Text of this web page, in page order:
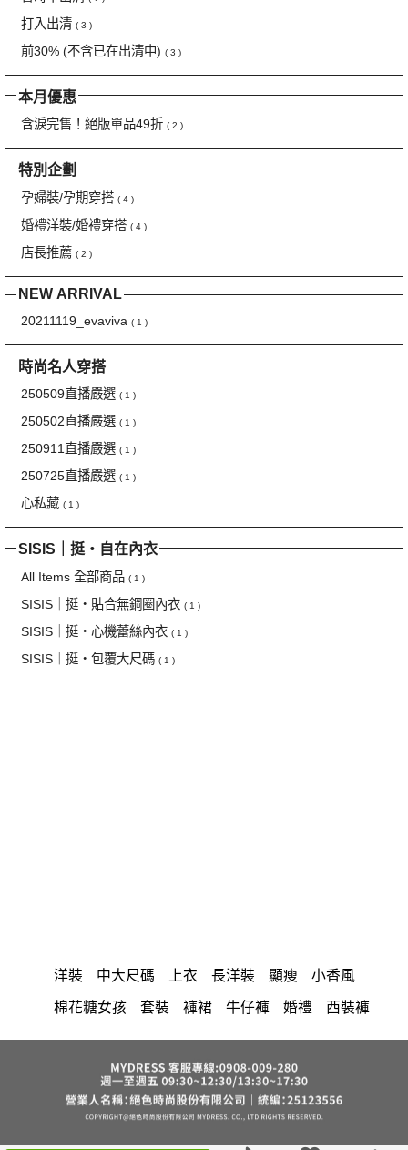
打入出清 ( 3 )
前30% (不含已在出清中) ( 3 )
本月優惠
含淚完售！絕版單品49折 ( 2 )
特別企劃
孕婦裝/孕期穿搭 ( 4 )
婚禮洋裝/婚禮穿搭 ( 4 )
店長推薦 ( 2 )
NEW ARRIVAL
20211119_evaviva ( 1 )
時尚名人穿搭
250509直播嚴選 ( 1 )
250502直播嚴選 ( 1 )
250911直播嚴選 ( 1 )
250725直播嚴選 ( 1 )
心私藏 ( 1 )
SISIS｜挺‧自在內衣
All Items 全部商品 ( 1 )
SISIS｜挺‧貼合無鋼圈內衣 ( 1 )
SISIS｜挺‧心機蕾絲內衣 ( 1 )
SISIS｜挺‧包覆大尺碼 ( 1 )
洋裝 中大尺碼 上衣 長洋裝 顯瘦 小香風
棉花糖女孩 套裝 褲裙 牛仔褲 婚禮 西裝褲
長裙 雪紡 裙子 長褲 短洋裝 襯衫 正韓 洋裝
v領 針織 褲 內衣 裙 上身
連身褲 保暖 氣質 背心 收腰 外套